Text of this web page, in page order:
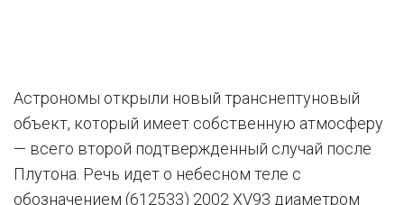
Астрономы открыли новый транснептуновый
объект, который имеет собственную атмосферу
— всего второй подтвержденный случай после
Плутона. Речь идет о небесном теле с
обозначением (612533) 2002 XV93 диаметром